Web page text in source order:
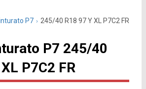
P7 245/40 R18 97 Y XL P7C2 FR
P7 245/40
P7C2 FR